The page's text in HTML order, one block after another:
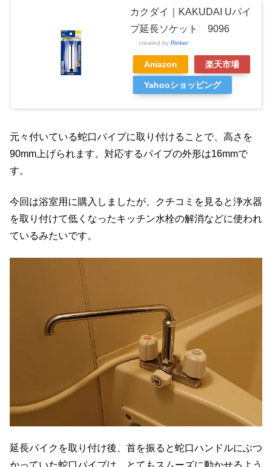
カクダイ｜KAKUDAI Uパイ
プ延長ソケット 9096
created by Rinker
Amazon 楽天市場
Yahooショッピング
元々付いている蛇口パイプに取り付けることで、高さを
90mm上げられます。対応するパイプの外形は16mmで
す。
今回は浴室用に購入しましたが、クチコミを見ると浄水器
を取り付けて低くなったキッチン水栓の解消などに使われ
ているみたいです。
延長パイクを取り付け後、首を振ると蛇口ハンドルにぶつ
かっていた蛇口パイプは、とてもスムーズに動かせるよう